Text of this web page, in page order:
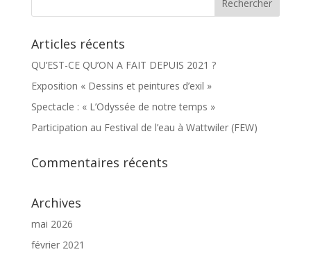
Articles récents
QU’EST-CE QU’ON A FAIT DEPUIS 2021 ?
Exposition « Dessins et peintures d’exil »
Spectacle : « L’Odyssée de notre temps »
Participation au Festival de l’eau à Wattwiler (FEW)
Commentaires récents
Archives
mai 2026
février 2021